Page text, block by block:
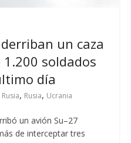
derriban un caza
soldados
día
, Rusia, Ucrania
un avión Su–27
de interceptar tres